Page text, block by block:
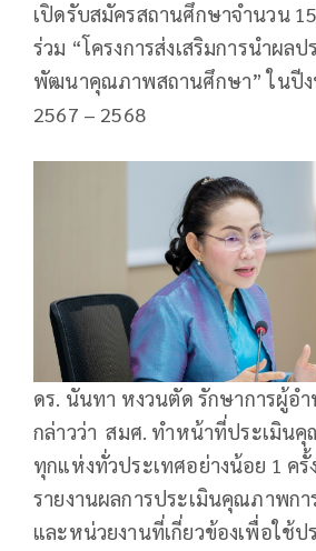
เปิดรับสมัครสถานศึกษาจำนวน
ร่วม “โครงการส่งเสริมการนำผล
พัฒนาคุณภาพสถานศึกษา” ในปี
2567 – 2568
ดร. นันทา หงวนตัด รักษาการผู้อำ
กล่าวว่า สมศ. ทำหน้าที่ประเมิน
ทุกแห่งทั่วประเทศอย่างน้อย 1 ครั้
รายงานผลการประเมินคุณภาพก
และหน่วยงานที่เกี่ยวข้องเพื่อใช้